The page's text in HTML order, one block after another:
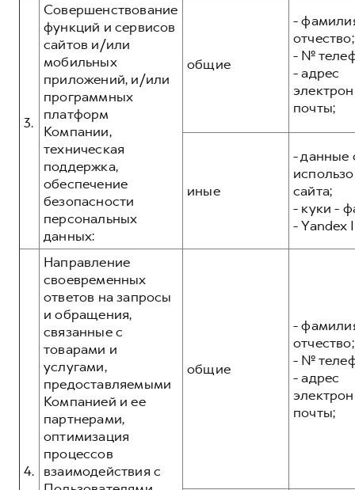
3.
Совершенствование
функций и сервисов
сайтов и/или
мобильных
приложений, и/или
программных
платформ
Компании,
техническая
поддержка,
обеспечение
безопасности
персональных
данных:
общие
-
отчество;
- №
- адрес
почты;
иные
- данные
сайта;
- куки -
- Yandex
4.
Направление
своевременных
ответов на запросы
и обращения,
связанные с
товарами и
услугами,
предоставляемыми
Компанией и ее
партнерами,
оптимизация
процессов
взаимодействия с
общие
-
отчество;
- №
- адрес
почты;